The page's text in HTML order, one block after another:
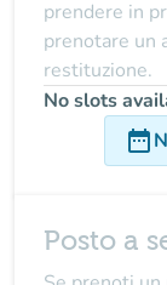
prendere in
prenotare un
restituzione.
No slots
date_range
Posto a